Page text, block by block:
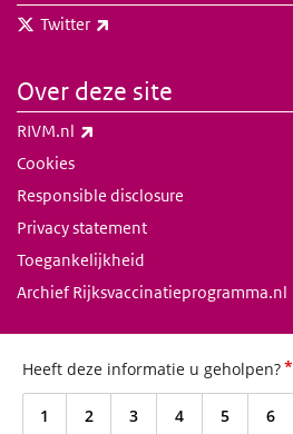
Twitter
Over deze site
RIVM.nl
Cookies
Responsible disclosure
Privacy statement
Toegankelijkheid
Archief Rijksvaccinatieprogramma.nl
Heeft deze informatie u geholpen?*
1 2 3 4 5 6